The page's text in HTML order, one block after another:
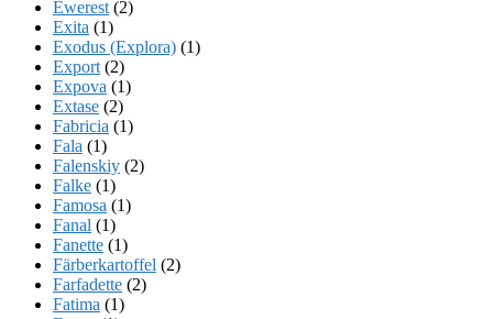
Ewerest (2)
Exita (1)
Exodus (Explora) (1)
Export (2)
Expova (1)
Extase (2)
Fabricia (1)
Fala (1)
Falenskiy (2)
Falke (1)
Famosa (1)
Fanal (1)
Fanette (1)
Färberkartoffel (2)
Farfadette (2)
Fatima (1)